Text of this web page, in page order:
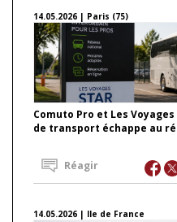
14.05.2026 | Paris (75)
Comuto Pro et Les
de transport échappe au
Réagir
14.05.2026 | Ile de France